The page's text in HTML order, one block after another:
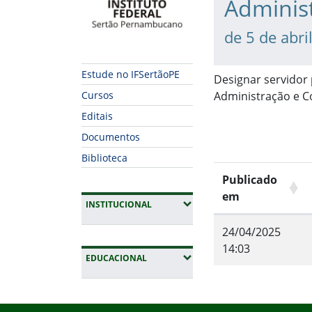
Estude no IFSertãoPE
Cursos
Editais
Documentos
Biblioteca
INSTITUCIONAL(EXPANDIR SUBMENUS)
EDUCACIONAL(EXPANDIR SUBMENUS)
de 5 de
Designar
Administração e
Publicado
em
24/04/2025
14:03